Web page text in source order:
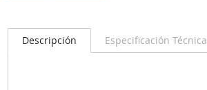
Descripción Especificación Técnica